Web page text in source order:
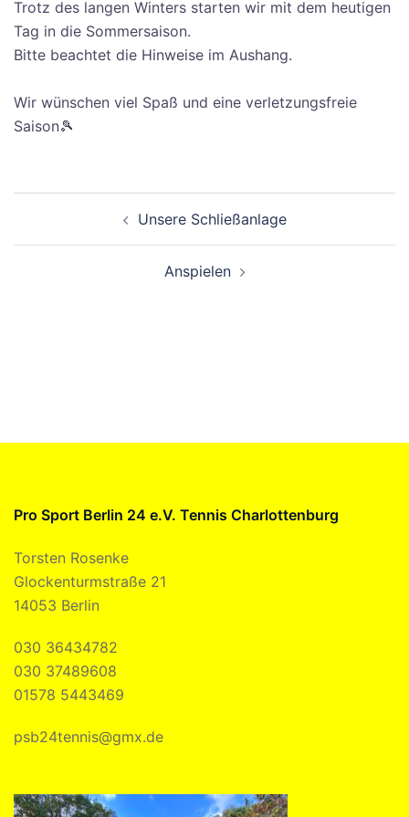
Trotz des langen Winters starten wir mit dem heutigen
Tag in die Sommersaison.
Bitte beachtet die Hinweise im Aushang.
Wir wünschen viel Spaß und eine verletzungsfreie
Saison🎾
Unsere Schließanlage
Anspielen
Pro Sport Berlin 24 e.V. Tennis Charlottenburg
Torsten Rosenke
Glockenturmstraße 21
14053 Berlin
030 36434782
030 37489608
01578 5443469
psb24tennis@gmx.de